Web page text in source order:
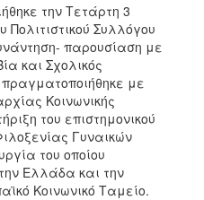
την Τετάρτη 3
Πολιτιστικού Συλλόγου
παρουσίαση με
και Σχολικός
με
Κοινωνικής
του επιστημονικού
Γυναικών
του οποίου
Ελλάδα και την
Κοινωνικό Ταμείο.